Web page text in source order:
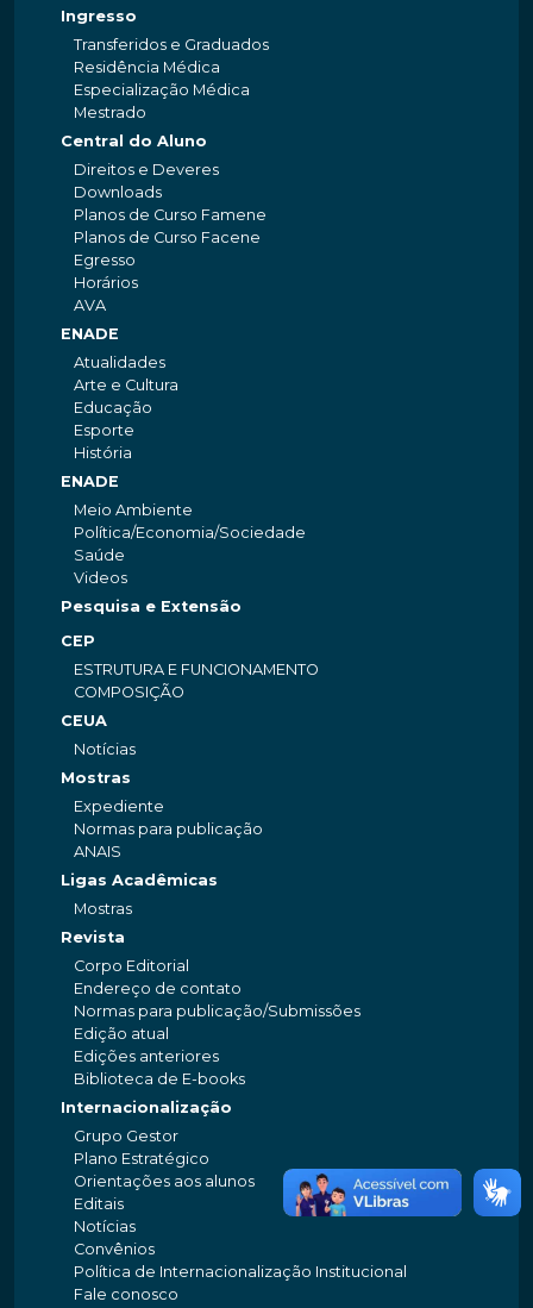
Ingresso
Transferidos e Graduados
Residência Médica
Especialização Médica
Mestrado
Central do Aluno
Direitos e Deveres
Downloads
Planos de Curso Famene
Planos de Curso Facene
Egresso
Horários
AVA
ENADE
Atualidades
Arte e Cultura
Educação
Esporte
História
ENADE
Meio Ambiente
Política/Economia/Sociedade
Saúde
Videos
Pesquisa e Extensão
CEP
ESTRUTURA E FUNCIONAMENTO
COMPOSIÇÃO
CEUA
Notícias
Mostras
Expediente
Normas para publicação
ANAIS
Ligas Acadêmicas
Mostras
Revista
Corpo Editorial
Endereço de contato
Normas para publicação/Submissões
Edição atual
Edições anteriores
Biblioteca de E-books
Internacionalização
Grupo Gestor
Plano Estratégico
Orientações aos alunos
Editais
Notícias
Convênios
Política de Internacionalização Institucional
Fale conosco